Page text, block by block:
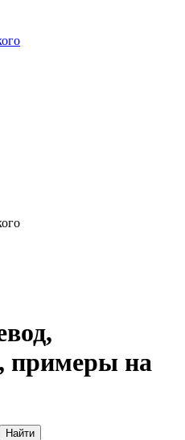
примеры на
Найти